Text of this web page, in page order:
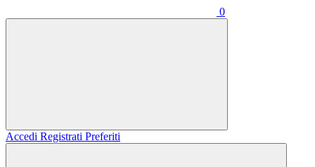
0
Accedi Registrati Preferiti